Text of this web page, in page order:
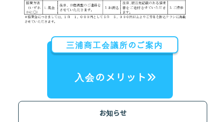
三浦商工会議所のご案内
入会のメリット
お知らせ